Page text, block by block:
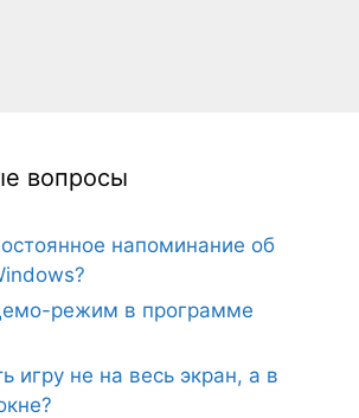
вопросы
напоминание об
режим в программе
игру не на весь экран, а в